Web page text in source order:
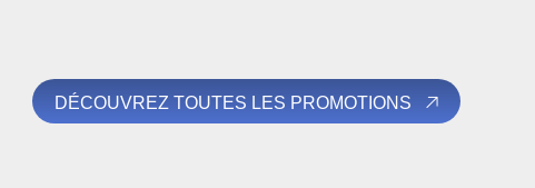
DÉCOUVREZ TOUTES LES PROMOTIONS